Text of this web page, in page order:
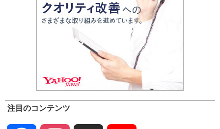
注目のコンテンツ